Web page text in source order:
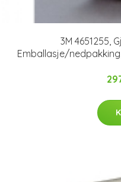
3M 4651255,
Emballasje/